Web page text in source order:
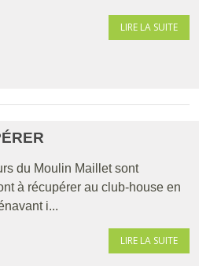
LIRE LA SUITE
du Moulin Maillet sont
à récupérer au club-house en
i...
LIRE LA SUITE